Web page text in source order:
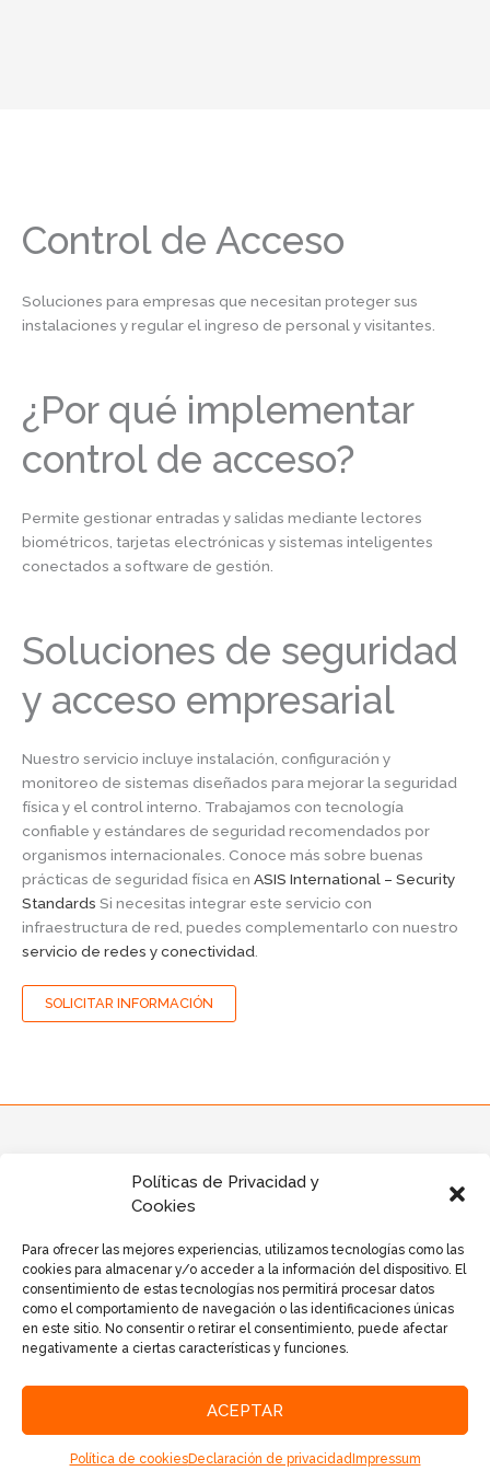
Políticas de Privacidad y
Cookies
Para ofrecer las mejores experiencias, utilizamos tecnologías como las
cookies para almacenar y/o acceder a la información del dispositivo. El
consentimiento de estas tecnologías nos permitirá procesar datos
como el comportamiento de navegación o las identificaciones únicas
en este sitio. No consentir o retirar el consentimiento, puede afectar
negativamente a ciertas características y funciones.
ACEPTAR
Política de cookiesDeclaración de privacidadImpressum
Control de Acceso
Soluciones para empresas que necesitan proteger sus
instalaciones y regular el ingreso de personal y visitantes.
¿Por qué implementar
control de acceso?
Permite gestionar entradas y salidas mediante lectores
biométricos, tarjetas electrónicas y sistemas inteligentes
conectados a software de gestión.
Soluciones de seguridad
y acceso empresarial
Nuestro servicio incluye instalación, configuración y
monitoreo de sistemas diseñados para mejorar la seguridad
física y el control interno. Trabajamos con tecnología
confiable y estándares de seguridad recomendados por
organismos internacionales. Conoce más sobre buenas
prácticas de seguridad física en ASIS International – Security
Standards Si necesitas integrar este servicio con
infraestructura de red, puedes complementarlo con nuestro
servicio de redes y conectividad
SOLICITAR INFORMACIÓN
Desarrollo de Aplicaciones|Diseño Web|Ciberseguridad |Redes y Conectividad
Seguridad Perimetral|Control de Acceso
Políticas de Privacidad
MNWeb - Derechos reservados © 2026